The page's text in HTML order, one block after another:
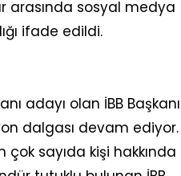
arasında sosyal medya
ifade edildi.
adayı olan İBB Başkanı
dalgası devam ediyor.
sayıda kişi hakkında